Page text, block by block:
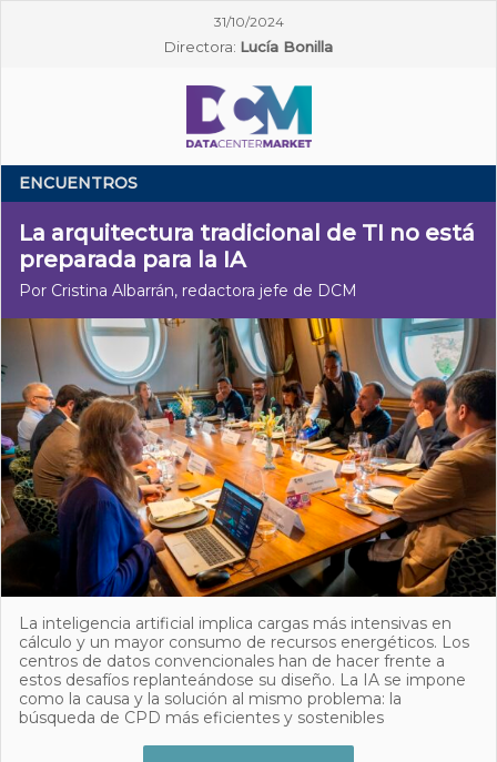
31/10/2024
Directora: Lucía Bonilla
ENCUENTROS
La arquitectura tradicional de TI no está
preparada para la IA
Por Cristina Albarrán, redactora jefe de DCM
La inteligencia artificial implica cargas más intensivas en
cálculo y un mayor consumo de recursos energéticos. Los
centros de datos convencionales han de hacer frente a
estos desafíos replanteándose su diseño. La IA se impone
como la causa y la solución al mismo problema: la
búsqueda de CPD más eficientes y sostenibles